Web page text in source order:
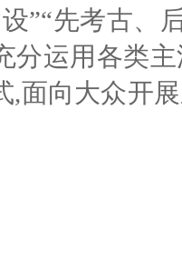
”“先考古、
分运用各类
,面向大众开